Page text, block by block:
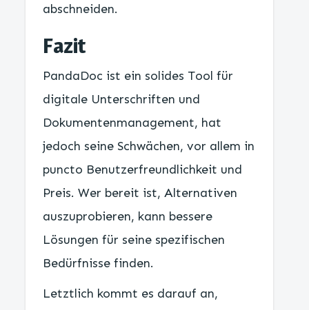
abschneiden.
Fazit
PandaDoc ist ein solides Tool für
digitale Unterschriften und
Dokumentenmanagement, hat
jedoch seine Schwächen, vor allem in
puncto Benutzerfreundlichkeit und
Preis. Wer bereit ist, Alternativen
auszuprobieren, kann bessere
Lösungen für seine spezifischen
Bedürfnisse finden.
Letztlich kommt es darauf an,